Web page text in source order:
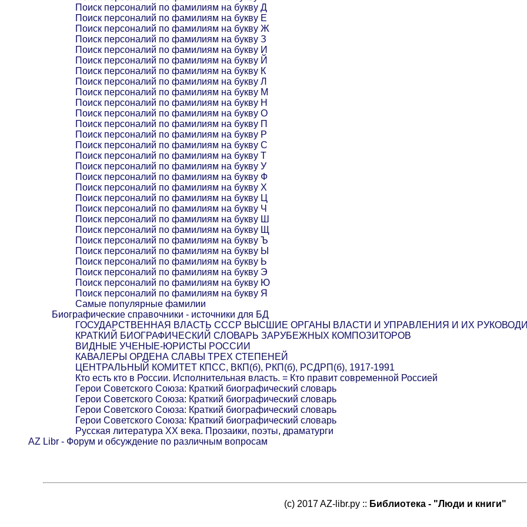
Поиск персоналий по фамилиям на букву Д
Поиск персоналий по фамилиям на букву Е
Поиск персоналий по фамилиям на букву Ж
Поиск персоналий по фамилиям на букву З
Поиск персоналий по фамилиям на букву И
Поиск персоналий по фамилиям на букву Й
Поиск персоналий по фамилиям на букву К
Поиск персоналий по фамилиям на букву Л
Поиск персоналий по фамилиям на букву М
Поиск персоналий по фамилиям на букву Н
Поиск персоналий по фамилиям на букву О
Поиск персоналий по фамилиям на букву П
Поиск персоналий по фамилиям на букву Р
Поиск персоналий по фамилиям на букву С
Поиск персоналий по фамилиям на букву Т
Поиск персоналий по фамилиям на букву У
Поиск персоналий по фамилиям на букву Ф
Поиск персоналий по фамилиям на букву Х
Поиск персоналий по фамилиям на букву Ц
Поиск персоналий по фамилиям на букву Ч
Поиск персоналий по фамилиям на букву Ш
Поиск персоналий по фамилиям на букву Щ
Поиск персоналий по фамилиям на букву Ъ
Поиск персоналий по фамилиям на букву Ы
Поиск персоналий по фамилиям на букву Ь
Поиск персоналий по фамилиям на букву Э
Поиск персоналий по фамилиям на букву Ю
Поиск персоналий по фамилиям на букву Я
Самые популярные фамилии
Биографические справочники - источники для БД
ГОСУДАРСТВЕННАЯ ВЛАСТЬ СССР ВЫСШИЕ ОРГАНЫ ВЛАСТИ И УПРАВЛЕНИЯ И ИХ
КРАТКИЙ БИОГРАФИЧЕСКИЙ СЛОВАРЬ ЗАРУБЕЖНЫХ КОМПОЗИТОРОВ
ВИДНЫЕ УЧЕНЫЕ-ЮРИСТЫ РОССИИ
КАВАЛЕРЫ ОРДЕНА СЛАВЫ ТРЕХ СТЕПЕНЕЙ
ЦЕНТРАЛЬНЫЙ КОМИТЕТ КПСС, ВКП(б), РКП(б), РСДРП(б), 1917-1991
Кто есть кто в России. Исполнительная власть. = Кто правит современной Россией
Герои Советского Союза: Краткий биографический словарь
Герои Советского Союза: Краткий биографический словарь
Герои Советского Союза: Краткий биографический словарь
Герои Советского Союза: Краткий биографический словарь
Русская литература XX века. Прозаики, поэты, драматурги
AZ Libr - Форум и обсуждение по различным вопросам
(c) 2017 AZ-libr.ру :: Библиотека - "Люди и книги"